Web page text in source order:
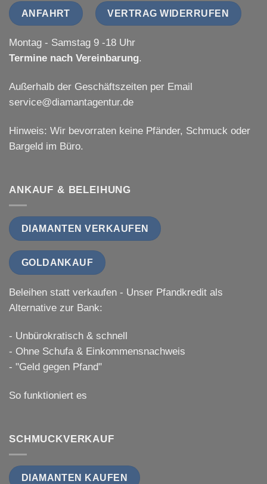
ANFAHRT VERTRAG WIDERRUFEN
Montag - Samstag 9 -18 Uhr
Termine nach Vereinbarung.
Außerhalb der Geschäftszeiten per Email
service@diamantagentur.de
Hinweis: Wir bevorraten keine Pfänder, Schmuck oder
Bargeld im Büro.
ANKAUF & BELEIHUNG
DIAMANTEN VERKAUFEN
GOLDANKAUF
Beleihen statt verkaufen - Unser Pfandkredit als
Alternative zur Bank:
- Unbürokratisch & schnell
- Ohne Schufa & Einkommensnachweis
- "Geld gegen Pfand"
So funktioniert es
SCHMUCKVERKAUF
DIAMANTEN KAUFEN